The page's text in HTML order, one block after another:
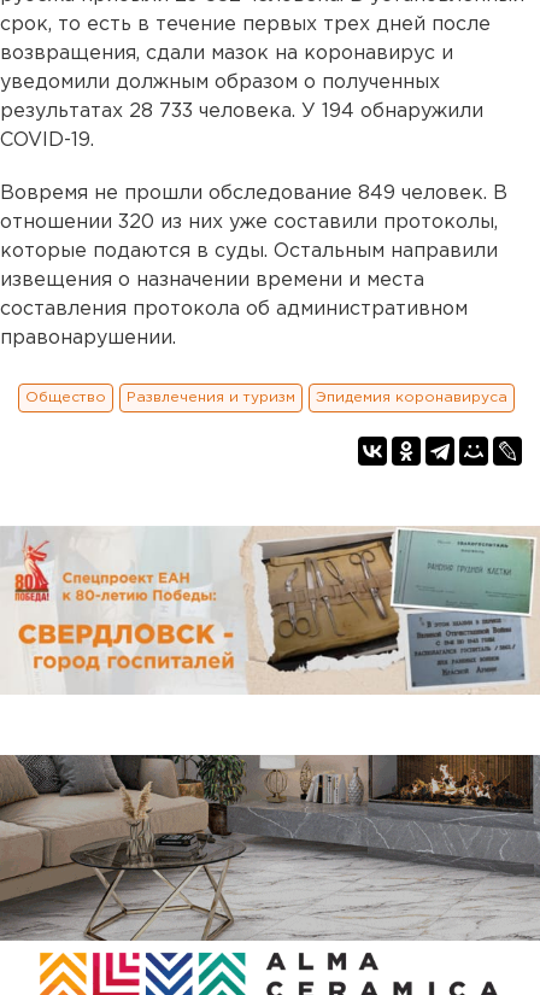
срок, то есть в течение первых трех дней после
возвращения, сдали мазок на коронавирус и
уведомили должным образом о полученных
результатах 28 733 человека. У 194 обнаружили
COVID-19.
Вовремя не прошли обследование 849 человек. В
отношении 320 из них уже составили протоколы,
которые подаются в суды. Остальным направили
извещения о назначении времени и места
составления протокола об административном
правонарушении.
Общество Развлечения и туризм Эпидемия коронавируса